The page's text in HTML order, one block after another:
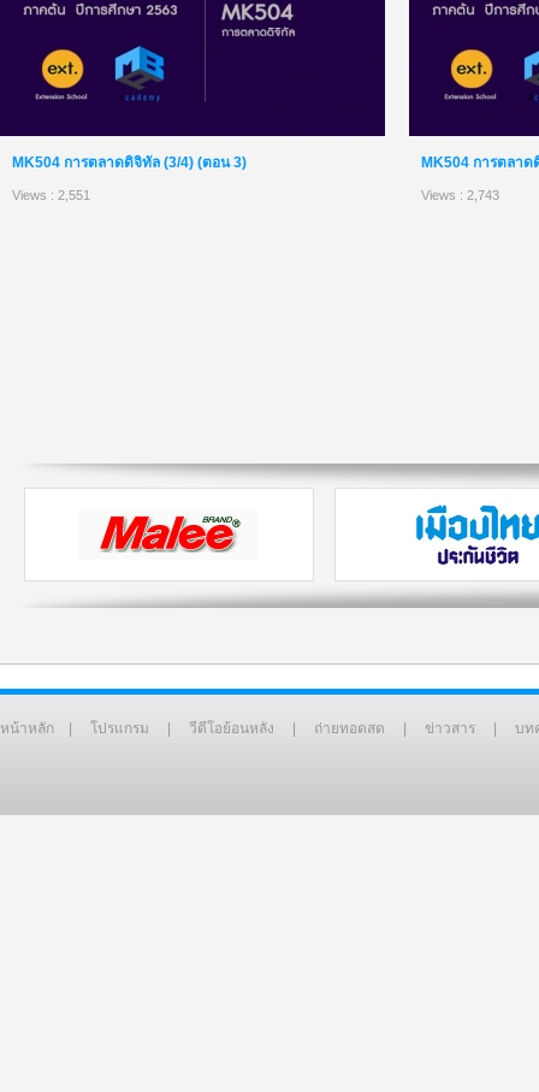
MK504 การตลาดดิจิทัล (3/4) (ตอน 3)
Views : 2,551
MK504 การตลา
Views : 2,743
หน้าหลัก โปรแกรม วีดีโอย้อนหลัง ถ่ายทอดสด ข่าวสาร บท